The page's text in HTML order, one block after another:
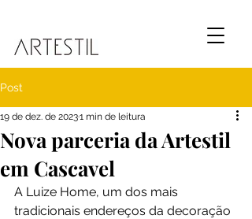
Post
Nova parceria da Artestil
em Cascavel
19 de dez. de 20231 min de leitura
A Luize Home, um dos mais
tradicionais endereços da decoração